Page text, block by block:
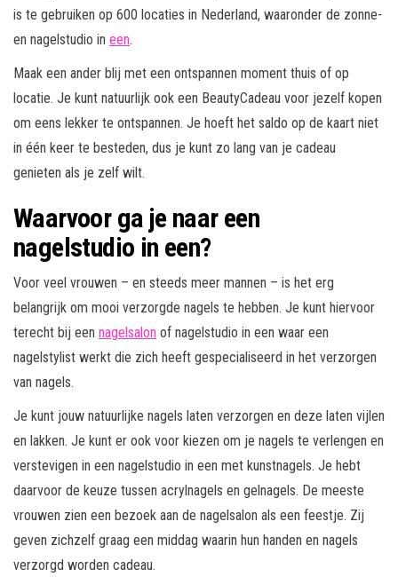
is te gebruiken op 600 locaties in Nederland, waaronder de zonne-
en nagelstudio in een.
Maak een ander blij met een ontspannen moment thuis of op
locatie. Je kunt natuurlijk ook een BeautyCadeau voor jezelf kopen
om eens lekker te ontspannen. Je hoeft het saldo op de kaart niet
in één keer te besteden, dus je kunt zo lang van je cadeau
genieten als je zelf wilt.
Waarvoor ga je naar een
nagelstudio in een?
Voor veel vrouwen – en steeds meer mannen – is het erg
belangrijk om mooi verzorgde nagels te hebben. Je kunt hiervoor
terecht bij een nagelsalon of nagelstudio in een waar een
nagelstylist werkt die zich heeft gespecialiseerd in het verzorgen
van nagels.
Je kunt jouw natuurlijke nagels laten verzorgen en deze laten vijlen
en lakken. Je kunt er ook voor kiezen om je nagels te verlengen en
verstevigen in een nagelstudio in een met kunstnagels. Je hebt
daarvoor de keuze tussen acrylnagels en gelnagels. De meeste
vrouwen zien een bezoek aan de nagelsalon als een feestje. Zij
geven zichzelf graag een middag waarin hun handen en nagels
verzorgd worden cadeau.